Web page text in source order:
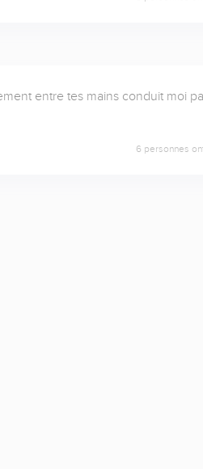
entre tes mains conduit moi
6 personnes